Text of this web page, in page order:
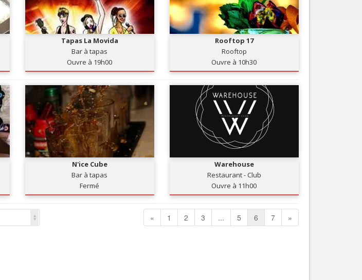
Tapas La Movida
Bar à tapas
Ouvre à 19h00
Rooftop 17
Rooftop
Ouvre à 10h30
N'ice Cube
Bar à tapas
Fermé
Warehouse
Restaurant - Club
Ouvre à 11h00
« 1 2 3 ... 5 6 7 »